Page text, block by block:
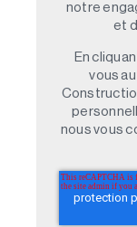
notre
et
En
vous
nous vous